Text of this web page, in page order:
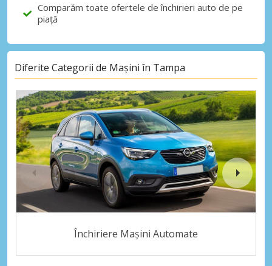
Comparăm toate ofertele de închirieri auto de pe
piață
Diferite Categorii de Mașini în Tampa
Închiriere Mașini Automate